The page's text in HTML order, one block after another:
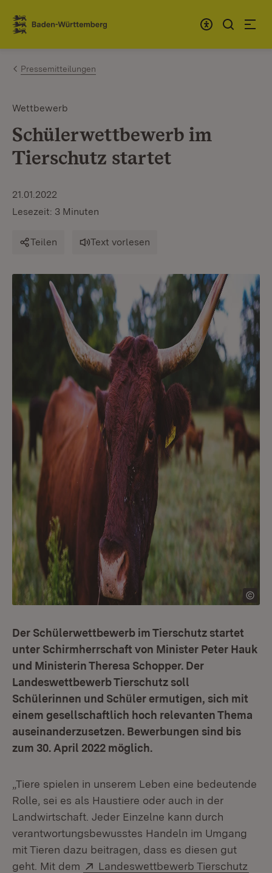
Zum Inhalt springen
Link zur Startseite
Pressemitteilungen
Wettbewerb
Schülerwettbewerb im
Tierschutz startet
21.01.2022
Lesezeit: 3 Minuten
Teilen Text vorlesen
Der Schülerwettbewerb im Tierschutz startet
unter Schirmherrschaft von Minister Peter Hauk
und Ministerin Theresa Schopper. Der
Landeswettbewerb Tierschutz soll
Schülerinnen und Schüler ermutigen, sich mit
einem gesellschaftlich hoch relevanten Thema
auseinanderzusetzen. Bewerbungen sind bis
zum 30. April 2022 möglich.
„Tiere spielen in unserem Leben eine bedeutende
Rolle, sei es als Haustiere oder auch in der
Landwirtschaft. Jeder Einzelne kann durch
verantwortungsbewusstes Handeln im Umgang
mit Tieren dazu beitragen, dass es diesen gut
geht. Mit dem
Extern:
Landeswettbewerb Tierschutz